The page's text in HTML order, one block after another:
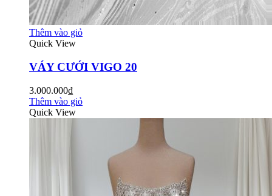
Thêm vào giỏ
Quick View
VÁY CƯỚI VIGO 20
3.000.000₫
Thêm vào giỏ
Quick View